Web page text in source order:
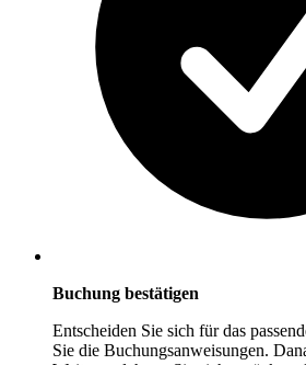
Buchung bestätigen
Entscheiden Sie sich für das
Sie die Buchungsanweisungen.